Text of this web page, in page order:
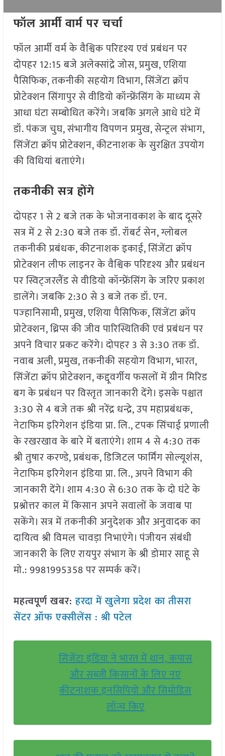
फॉल आर्मी वार्म पर चर्चा
फॉल आर्मी वर्म के वैश्विक परिदृश्य एवं प्रबंधन पर
दोपहर 12:15 बजे अलेक्सांद्रे जोस, प्रमुख, एशिया
पैसिफिक, तकनीकी सहयोग विभाग, सिंजेंटा क्रॉप
प्रोटेक्शन सिंगापुर से वीडियो कॉन्फ्रेंसिंग के माध्यम से
आधा घंटा सम्बोधित करेंगे। जबकि अगले आधे घंटे में
डॉ. पंकज चुघ, संभागीय विपणन प्रमुख, सेन्ट्रल संभाग,
सिंजेंटा क्रॉप प्रोटेक्शन, कीटनाशक के सुरक्षित उपयोग
की विधियां बताएंगे।
तकनीकी सत्र होंगे
दोपहर 1 से 2 बजे तक के भोजनावकाश के बाद दूसरे
सत्र में 2 से 2:30 बजे तक डॉ. रॉबर्ट सेन, ग्लोबल
तकनीकी प्रबंधक, कीटनाशक इकाई, सिंजेंटा क्रॉप
प्रोटेक्शन लीफ लाइनर के वैश्विक परिदृश्य और प्रबंधन
पर स्विट्जरलैंड से वीडियो कॉन्फ्रेंसिंग के जरिए प्रकाश
डालेंगे। जबकि 2:30 से 3 बजे तक डॉ. एन.
पज्हानिसामी, प्रमुख, एशिया पैसिफिक, सिंजेंटा क्रॉप
प्रोटेक्शन, थ्रिप्स की जीव पारिस्थितिकी एवं प्रबंधन पर
अपने विचार प्रकट करेंगे। दोपहर 3 से 3:30 तक डॉ.
नवाब अली, प्रमुख, तकनीकी सहयोग विभाग, भारत,
सिंजेंटा क्रॉप प्रोटेक्शन, कद्दूवर्गीय फसलों में ग्रीन मिरिड
बग के प्रबंधन पर विस्तृत जानकारी देंगे। इसके पश्चात
3:30 से 4 बजे तक श्री नरेंद्र धन्द्रे, उप महाप्रबंधक,
नेटाफिम इरिगेशन इंडिया प्रा. लि., टपक सिंचाई प्रणाली
के रखरखाव के बारे में बताएंगे। शाम 4 से 4:30 तक
श्री तुषार करण्डे, प्रबंधक, डिजिटल फार्मिंग सोल्यूशंस,
नेटाफिम इरिगेशन इंडिया प्रा. लि., अपने विभाग की
जानकारी देंगे। शाम 4:30 से 6:30 तक के दो घंटे के
प्रश्नोत्तर काल में किसान अपने सवालों के जवाब पा
सकेंगे। सत्र में तकनीकी अनुदेशक और अनुवादक का
दायित्व श्री विमल चावड़ा निभाएंगे। पंजीयन संबंधी
जानकारी के लिए रायपुर संभाग के श्री डोमार साहू से
मो.: 9981995358 पर सम्पर्क करें।
महत्वपूर्ण खबर:हरदा में खुलेगा प्रदेश का तीसरा
सेंटर ऑफ एक्सीलेंस : श्री पटेल
सिंजेंटा इंडिया ने भारत में धान, कपास
और सब्जी किसानों के लिए नए
कीटनाशक इनसिपियो और सिमोडिस
लॉन्च किए